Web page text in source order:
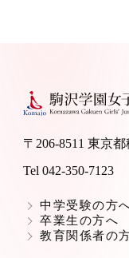
〒206-8511 東京
Tel 042-350-7123
中学受験の方
卒業生の方へ
教育関係者の